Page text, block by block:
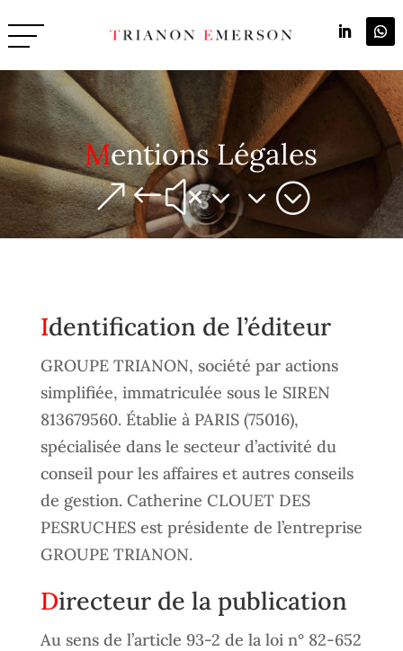
Mentions Légales
&#x33;
Identification de l’éditeur
GROUPE TRIANON, société par actions
simplifiée, immatriculée sous le SIREN
813679560. Établie à PARIS (75016),
spécialisée dans le secteur d’activité du
conseil pour les affaires et autres conseils
de gestion. Catherine CLOUET DES
PESRUCHES est présidente de l’entreprise
GROUPE TRIANON.
Directeur de la publication
Au sens de l’article 93-2 de la loi n° 82-652